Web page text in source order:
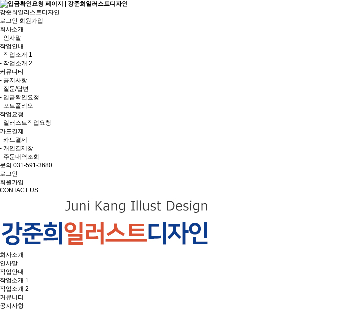
강준희일러스트디자인
로그인 회원가입
회사소개
- 인사말
작업안내
- 작업소개 1
- 작업소개 2
커뮤니티
- 공지사항
- 질문/답변
- 입금확인요청
- 포트폴리오
작업요청
- 일러스트작업요청
카드결제
- 카드결제
- 개인결제창
- 주문내역조회
문의 031-591-3680
로그인
회원가입
CONTACT US
회사소개
인사말
작업안내
작업소개 1
작업소개 2
커뮤니티
공지사항